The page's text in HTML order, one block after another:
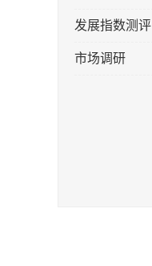
发展指数测评
市场调研